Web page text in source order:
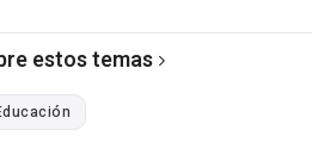
estos temas